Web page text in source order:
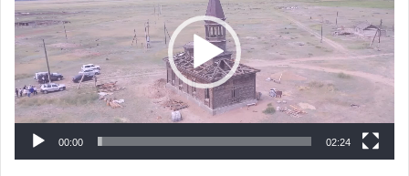
00:00 02:24